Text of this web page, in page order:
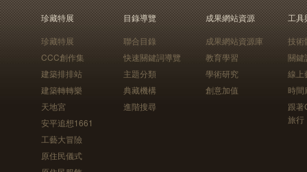
珍藏特展
珍藏特展
CCC創作集
建築排排站
建築轉轉樂
天地宮
安平追想1661
工藝大冒險
原住民儀式
目錄導覽
聯合目錄
快速關鍵詞導覽
主題分類
典藏機構
進階搜尋
成果網站資源
成果網站資源庫
教育學習
學術研究
創意加值
工具
技術
關鍵
線上
時間
跟
旅行